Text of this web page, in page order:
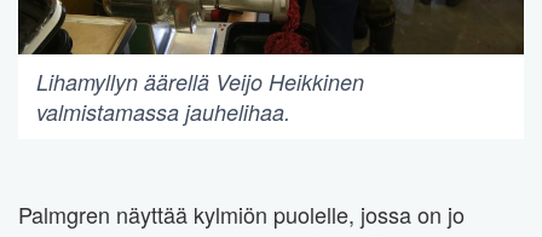
Lihamyllyn äärellä Veijo Heikkinen
valmistamassa jauhelihaa.
Palmgren näyttää kylmiön puolelle, jossa on jo